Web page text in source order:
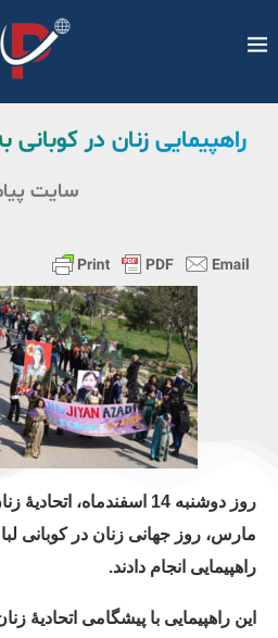
راهپیمایی زنان در کوبانی به
سایت
مارس، روز جهانی زنان در کوبانی
راهپیمایی انجام دادند.
این راهپیمایی با پیشگامی اتحادیهٔ